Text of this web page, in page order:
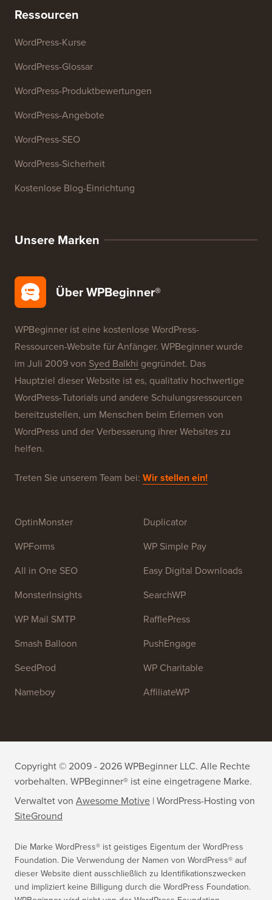
Website-SEO-Analysator
E-Mail-Signatur-Generator
27+ kostenlose Geschäftstools
Ressourcen
WordPress-Kurse
WordPress-Glossar
WordPress-Produktbewertungen
WordPress-SEO
Kostenlose Blog-Einrichtung
Unsere Marken
Über WPBeginner®
WPBeginner ist eine kostenlose WordPress-
Ressourcen-Website für Anfänger. WPBeginner wurde
Hauptziel dieser Website ist es, qualitativ hochwertige
WordPress und der Verbesserung ihrer Websites zu
helfen.
Treten Sie unserem Team bei: Wir stellen ein!
OptinMonster
WPForms
All in One SEO
WP Mail SMTP
Smash Balloon
SeedProd
Nameboy
Duplicator
WP Simple Pay
Easy Digital Downloads
RafflePress
PushEngage
WP Charitable
Copyright © 2009 - 2026 WPBeginner LLC. Alle Rechte